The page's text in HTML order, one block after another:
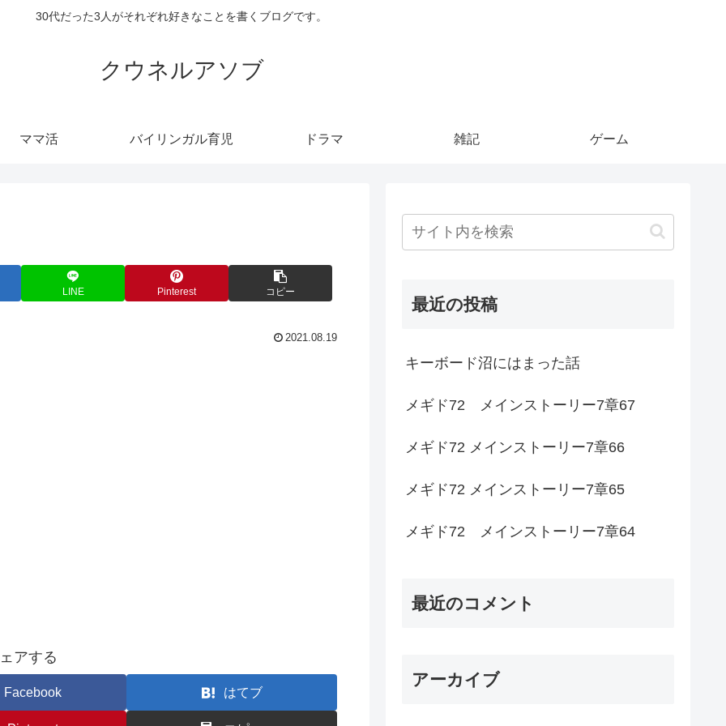
30代だった3人がそれぞれ好きなことを書くブログです。
クウネルアソブ
ママ活 バイリンガル育児 ドラマ 雑記 ゲーム
LINE Pinterest コピー
2021.08.19
アする
Facebook はてブ
最近の投稿
キーボード沼にはまった話
メギド72 メインストーリー7章67
メギド72 メインストーリー7章66
メギド72 メインストーリー7章65
メギド72 メインストーリー7章64
最近のコメント
アーカイブ